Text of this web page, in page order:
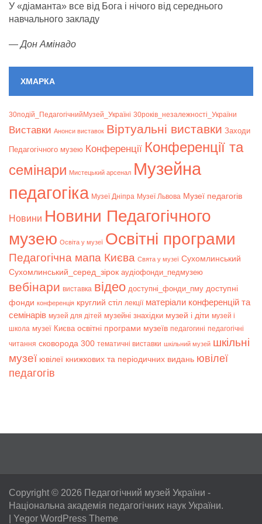
У «діаманта» все від Бога і нічого від середнього
навчального закладу
—Дон Амінадо
ХМАРКА
30подій_ПедагогічнийМузей_Україні 30років_незалежності_України
Bиставки Анонси виставок Віртуальні виставки Заходи
Педагогічного музею Конференції Конференції та
семінари Мистецький арсенал Музейна
педагогіка Музеї Дніпра Музеї Львова Музеї педагогів
Новини Новини Педагогічного
музею Освіта у музеї Освітні програми
Педагогічна мапа Києва Свята у музеї Сухомлинський
Сухомлинський_серед_зірок аудіофонди_педмузею
вебінари виставка відео доступні_фонди_пму доступні
фонди конференція круглий стіл лекції матеріали конференцій та
семінарів музей для дітей музейні знахідки музей і діти музей і
школа музеї Києва освітні програми музеїв педагогині педагогічні
читання сковорода 300 тематичні виставки шкільний музей шкільні
музеї ювілеї книжкових та періодичних видань ювілеї
педагогів
Copyright © 2026 Педагогічний музей України -
Національна академія педагогічних наук України.
Yegor WordPress Theme